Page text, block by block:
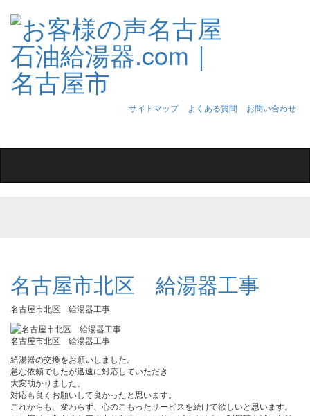
サイトマップ よくある質問
お問い合わせ
名古屋市北区 給湯器工事
名古屋市北区 給湯器工事
名古屋市北区 給湯器工事
給湯器の交換をお願いしました。
急な依頼でしたが迅速に対応していただき
大変助かりました。
対応も良くお願いして良かったと思います。
これからも、変わらず、心のこもったサービスを続けて欲しいと思います。